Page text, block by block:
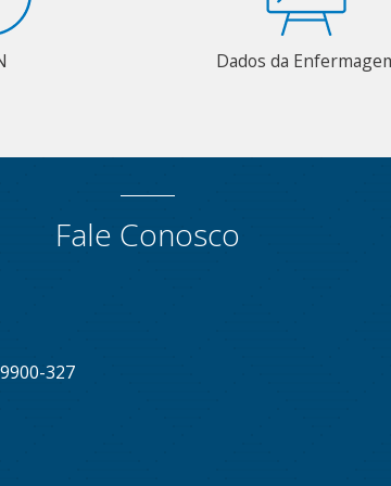
Dados da
Fale Conosco
327